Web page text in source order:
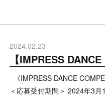
2024.02.23
【IMPRESS
《IMPRESS DANCE
＜応募受付期間＞ 2024年3月